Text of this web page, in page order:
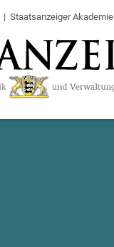
Staatsanzeiger Akademie